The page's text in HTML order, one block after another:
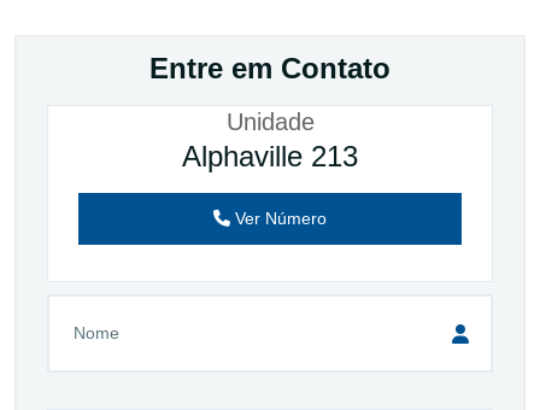
Entre em Contato
Unidade
Alphaville 213
Ver Número